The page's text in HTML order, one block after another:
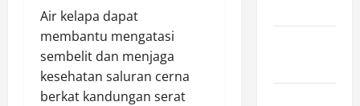
Air kelapa dapat
membantu mengatasi
sembelit dan menjaga
kesehatan saluran cerna
berkat kandungan serat